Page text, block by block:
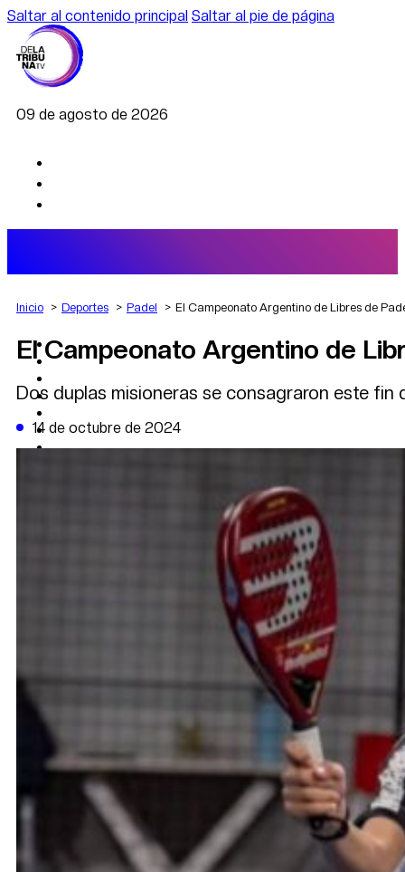
Saltar al contenido principal Saltar al pie de página
09 de agosto de 2026
AGRO
DEPORTES
POLÍTICA
DATA FIRME
DE LA TRIBUNA TV
Inicio Deportes Padel El Campeonato Argentino de Libres de
El Campeonato Argentino de
Dos duplas misioneras se consagraron este
14 de octubre de 2024